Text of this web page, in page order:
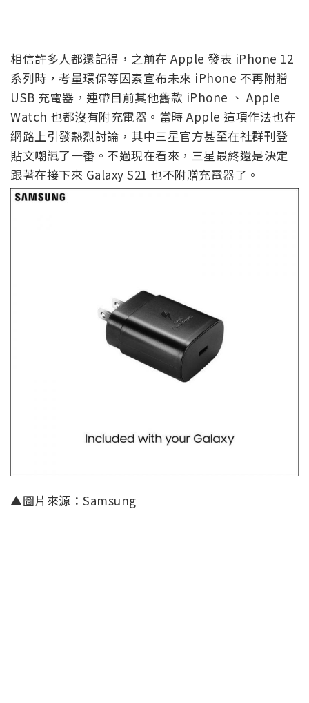
相信許多人都還記得，之前在 Apple 發表 iPhone 12
系列時，考量環保等因素宣布未來 iPhone 不再附贈
USB 充電器，連帶目前其他舊款 iPhone 、 Apple
Watch 也都沒有附充電器。當時 Apple 這項作法也在
網路上引發熱烈討論，其中三星官方甚至在社群刊登
貼文嘲諷了一番。不過現在看來，三星最終還是決定
跟著在接下來 Galaxy S21 也不附贈充電器了。
▲圖片來源：Samsung